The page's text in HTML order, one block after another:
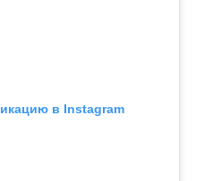
в Instagram